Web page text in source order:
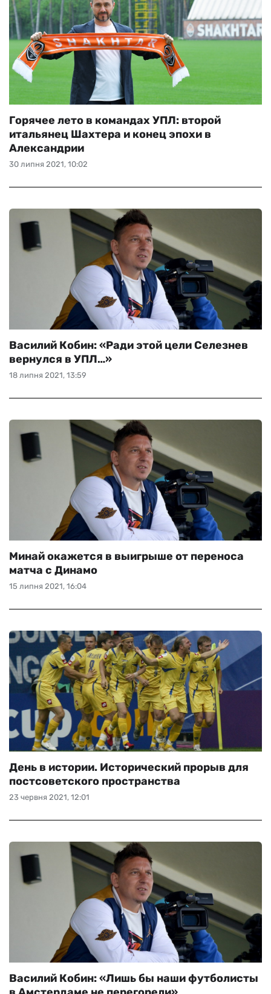
30 липня 2021, 10:02
Горячее лето в командах УПЛ: второй
итальянец Шахтера и конец эпохи в
Александрии
18 липня 2021, 13:59
Василий Кобин: «Ради этой цели Селезнев
вернулся в УПЛ…»
15 липня 2021, 16:04
Минай окажется в выигрыше от переноса
матча с Динамо
23 червня 2021, 12:01
День в истории. Исторический прорыв для
постсоветского пространства
Василий Кобин: «Лишь бы наши футболисты